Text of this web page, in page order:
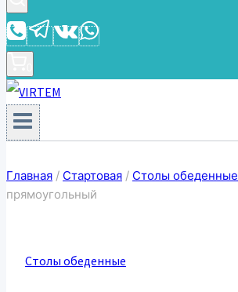
Главная / Стартовая / Столы обеденные
прямоугольный
Столы обеденные